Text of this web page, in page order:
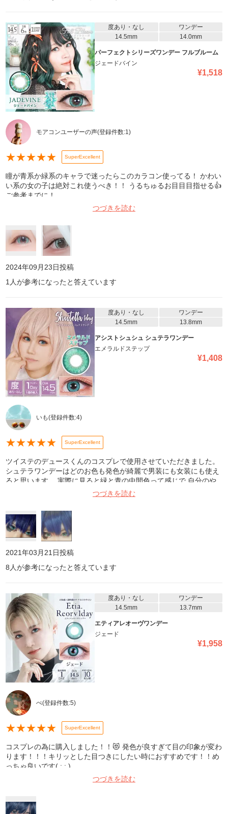
度あり・なし
ワンデー
14.5mm
14.0mm
パーフェクトシリーズワンデー フルブルーム
ジェードバイン
¥1,518
モアコンユーザーの声(登録件数:1)
★★★★★ SuperExcellent
瞳が青系か緑系のキャラで迷ったらこのカラコン使ってる！ かわい
い系の女の子は絶対これ使うべき！！ うるちゅるお目目目指せる👍
ご参考までに！
つづきを読む
2024年09月23日投稿
1 人が参考になったと答えています
度あり・なし
ワンデー
14.5mm
13.8mm
アシストシュシュ シュテラワンデー
エメラルドステップ
¥1,408
いも(登録件数:4)
★★★★★ SuperExcellent
ツイステのデュースくんのコスプレで使用させていただきました。
シュテラワンデーはどのお色も発色が綺麗で男装にも女装にも使え
ると思います。 実際に見ると緑と青の中間色って感じで 自分のや
るキャラクターのイメージにぴったりでした。 また使用させていた
だきます。 お写真 1枚目→白のライトを使用 2枚目→黄色い蛍光灯
+snowで撮影 (反転直してあります)
つづきを読む
2021年03月21日投稿
8 人が参考になったと答えています
度あり・なし
ワンデー
14.5mm
13.7mm
エティアレオーヴワンデー
ジェード
¥1,958
ぺ(登録件数:5)
★★★★★ SuperExcellent
コスプレの為に購入しました！！😻 発色が良すぎて目の印象が変わ
ります！！！キリッとした目つきにしたい時におすすめです！！め
っちゃ良いです( ; ; )
つづきを読む